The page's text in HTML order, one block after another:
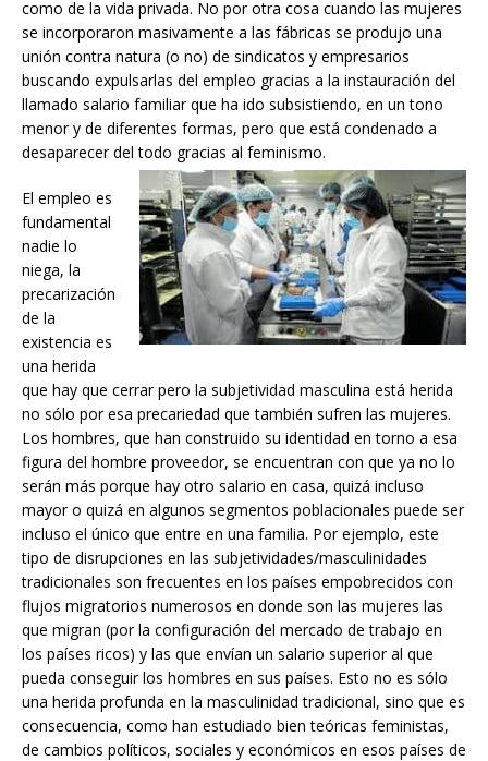
como de la vida privada. No por otra cosa cuando las mujeres
se incorporaron masivamente a las fábricas se produjo una
unión contra natura (o no) de sindicatos y empresarios
buscando expulsarlas del empleo gracias a la instauración del
llamado salario familiar que ha ido subsistiendo, en un tono
menor y de diferentes formas, pero que está condenado a
desaparecer del todo gracias al feminismo.
El empleo es
fundamental
nadie lo
niega, la
precarización
de la
existencia es
una herida
que hay que cerrar pero la subjetividad masculina está herida
no sólo por esa precariedad que también sufren las mujeres.
Los hombres, que han construido su identidad en torno a esa
figura del hombre proveedor, se encuentran con que ya no lo
serán más porque hay otro salario en casa, quizá incluso
mayor o quizá en algunos segmentos poblacionales puede ser
incluso el único que entre en una familia. Por ejemplo, este
tipo de disrupciones en las subjetividades/masculinidades
tradicionales son frecuentes en los países empobrecidos con
flujos migratorios numerosos en donde son las mujeres las
que migran (por la configuración del mercado de trabajo en
los países ricos) y las que envían un salario superior al que
pueda conseguir los hombres en sus países. Esto no es sólo
una herida profunda en la masculinidad tradicional, sino que es
consecuencia, como han estudiado bien teóricas feministas,
de cambios políticos, sociales y económicos en esos países de